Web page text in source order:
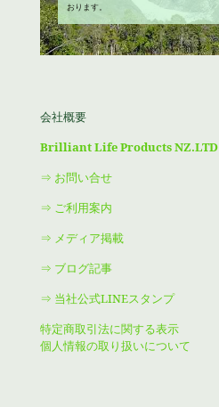
おります。
会社概要
Brilliant Life Products NZ.LTD
⇒ お問い合せ
⇒ ご利用案内
⇒ メディア掲載
⇒ ブログ記事
⇒ 当社公式LINEスタンプ
特定商取引法に関する表示
個人情報の取り扱いについて